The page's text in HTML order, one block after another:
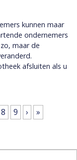
kunnen maar
ondernemers
maar de
afsluiten als u
8 9 › »